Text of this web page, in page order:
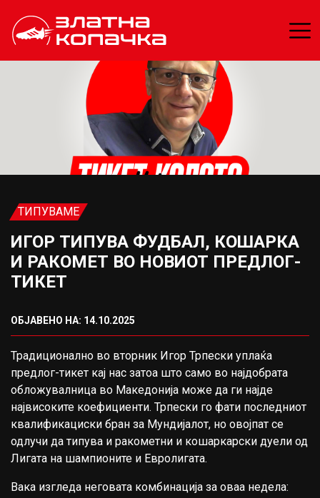
ТИПУВАМЕ
ИГОР ТИПУВА ФУДБАЛ, КОШАРКА
И РАКОМЕТ ВО НОВИОТ ПРЕДЛОГ-
ТИКЕТ
ОБЈАВЕНО НА: 14.10.2025
Традиционално во вторник Игор Трпески уплаќа
предлог-тикет кај нас затоа што само во најдобрата
обложувалница во Македонија може да ги најде
највисоките коефициенти. Трпески го фати последниот
квалификациски бран за Мундијалот, но овојпат се
одлучи да типува и ракометни и кошаркарски дуели од
Лигата на шампионите и Евролигата.
Вака изгледа неговата комбинација за оваа недела: